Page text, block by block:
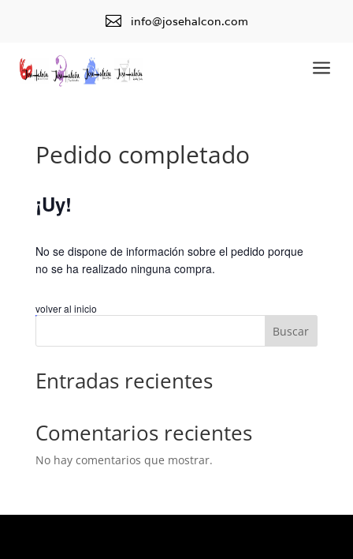
 info@josehalcon.com
a
Pedido completado
¡Uy!
No se dispone de información sobre el pedido porque
no se ha realizado ninguna compra.
volver al inicio
Buscar
Entradas recientes
Comentarios recientes
No hay comentarios que mostrar.